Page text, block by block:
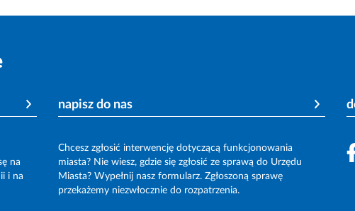
na
i na
napisz do nas
Chcesz zgłosić interwencję dotyczącą funkcjonowania
miasta? Nie wiesz, gdzie się zgłosić ze sprawą do Urzędu
Miasta? Wypełnij nasz formularz. Zgłoszoną sprawę
przekażemy niezwłocznie do rozpatrzenia.